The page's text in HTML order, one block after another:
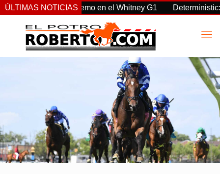
ÚLTIMAS NOTICIAS
supremo en el Whitney G1 Deterministic: héroe